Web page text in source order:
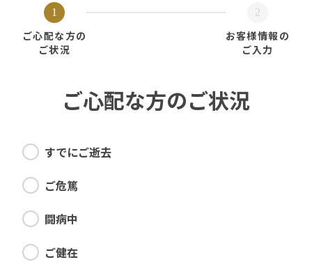
1
ご心配な方の
ご状況
2
お客様情報の
ご入力
ご心配な方のご状況
すでにご逝去
ご危篤
闘病中
ご健在